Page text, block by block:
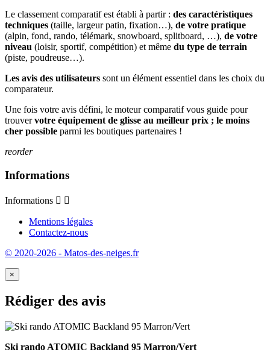
Le classement comparatif est établi à partir : des caractéristiques
techniques (taille, largeur patin, fixation…), de votre pratique
(alpin, fond, rando, télémark, snowboard, splitboard, …), de votre
niveau (loisir, sportif, compétition) et même du type de terrain
(piste, poudreuse…).
Les avis des utilisateurs sont un élément essentiel dans les choix du
comparateur.
Une fois votre avis défini, le moteur comparatif vous guide pour
trouvervotre équipement de glisse au meilleur prix ; le moins
cher possible parmi les boutiques partenaires !
reorder
Informations
Informations  
Mentions légales
Contactez-nous
© 2020-2026 - Matos-des-neiges.fr
×
Rédiger des avis
Ski rando ATOMIC Backland 95 Marron/Vert